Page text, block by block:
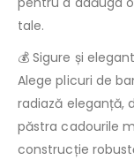
tale.
💰 Sigure și
Alege plicuri de
radiază eleganță,
păstra cadourile
construcție